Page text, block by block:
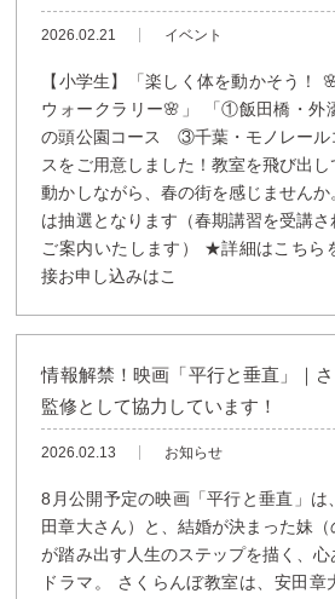
2026.02.21 イベント
【小学生】「楽しく体を動かそう！
ウォークラリー🌸」 「①飯田橋・
の頭公園コース ③千葉・モノレール
スをご用意しました！教室を飛び出
動かしながら、春の街を感じません
は抽選となります（春期講習を受講
ご案内いたします） ★詳細はこ
接お申し込みはこ
情報解禁！映画「平行と垂直」｜
監修として協力しています！
2026.02.13 お知らせ
8月公開予定の映画「平行と垂直」は
田章大さん）と、結婚が決まった妹
が踏み出す人生のステップを描く、
ドラマ。 さくらんぼ教室は、安田章